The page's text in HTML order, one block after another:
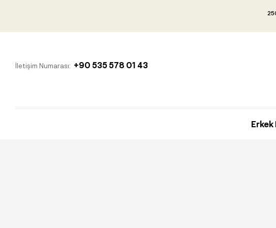
İletişim Numarası: +90 535 578 01 43
Erkek